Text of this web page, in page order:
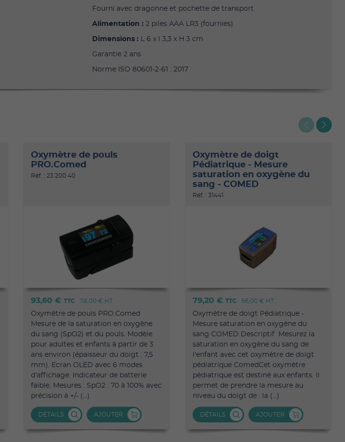
Fourni avec dragonne et pochette de transport
Alimentation : 2 piles AAA LR3 (fournies)
Dimensions : L 6 x l 3,3 x H 3 cm
Garantie 2 ans
Norme ISO 80601-2-61 : 2017
Oxymètre de pouls
PRO.Comed
Réf. : 23 200 40
93,60 € TTC 78,00 € HT
Oxymètre de pouls PRO.Comed
Mesure de la saturation en oxygène
du sang (SpO2) et du pouls. Modèle
pour adultes et enfants à partir de 3
ans environ (épaisseur du doigt : 7,5
mm). Ecran OLED avec 6 modes
d'affichage. Indicateur de batterie
faible. Mesures : SpO2 : 70 à 100% avec
précision à +/- (...)
DÉTAILS AJOUTER
Oxymètre de doigt
Pédiatrique - Mesure
saturation en oxygène du
sang - COMED
Réf. : 31441
79,20 € TTC 66,00 € HT
Oxymètre de doigt Pédiatrique -
Mesure saturation en oxygène du
sang COMED Descriptif Mesurez la
saturation en oxygène du sang de
l'enfant avec cet oxymètre de doigt
pédiatrique ComedCet oxymètre
pédiatrique est destiné aux enfants. Il
permet de prendre la mesure au
niveau du doigt de : la (...)
DÉTAILS AJOUTER